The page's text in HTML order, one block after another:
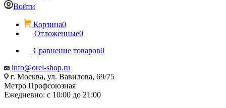
Войти
Корзина0
Отложенные0
Сравнение товаров0
info@orel-shop.ru
г. Москва, ул. Вавилова, 69/75
Метро Профсоюзная
Ежедневно: с 10:00 до 21:00